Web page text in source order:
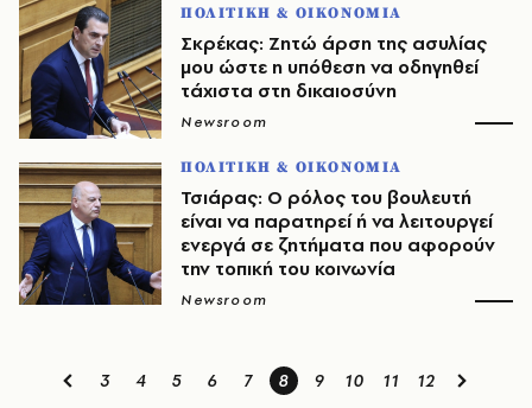
ΠΟΛΙΤΙΚΗ & ΟΙΚΟΝΟΜΙΑ
Σκρέκας: Ζητώ άρση της ασυλίας
μου ώστε η υπόθεση να οδηγηθεί
τάχιστα στη δικαιοσύνη
Newsroom
ΠΟΛΙΤΙΚΗ & ΟΙΚΟΝΟΜΙΑ
Τσιάρας: Ο ρόλος του βουλευτή
είναι να παρατηρεί ή να λειτουργεί
ενεργά σε ζητήματα που αφορούν
την τοπική του κοινωνία
Newsroom
3 4 5 6 7 8 9 10 11 12